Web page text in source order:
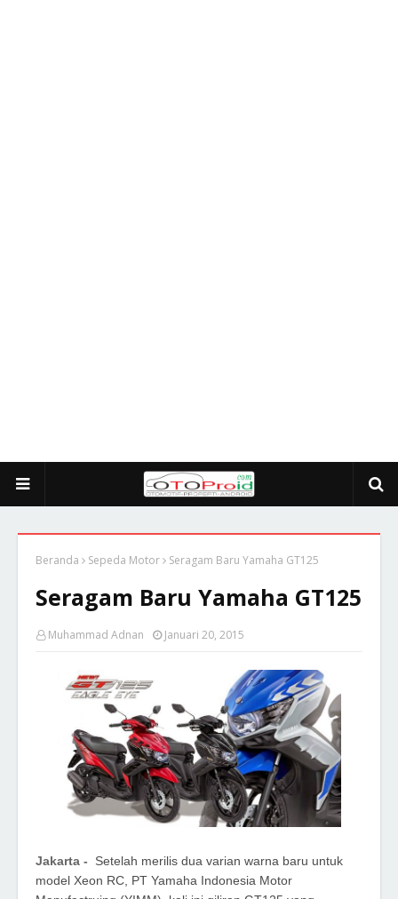
Beranda Sepeda Motor Seragam Baru Yamaha GT125
Seragam Baru Yamaha GT125
Muhammad Adnan Januari 20, 2015
Jakarta -
Setelah merilis dua varian warna baru untuk
model Xeon RC, PT Yamaha Indonesia Motor